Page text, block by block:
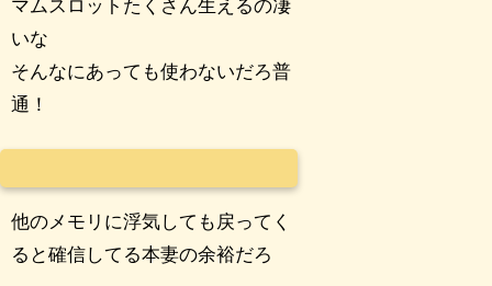
マムスロットたくさん生えるの凄
いな
そんなにあっても使わないだろ普
通！
他のメモリに浮気しても戻ってく
ると確信してる本妻の余裕だろ